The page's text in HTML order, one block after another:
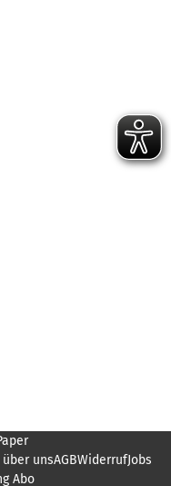
über unsAGBWiderrufJobs
Abo